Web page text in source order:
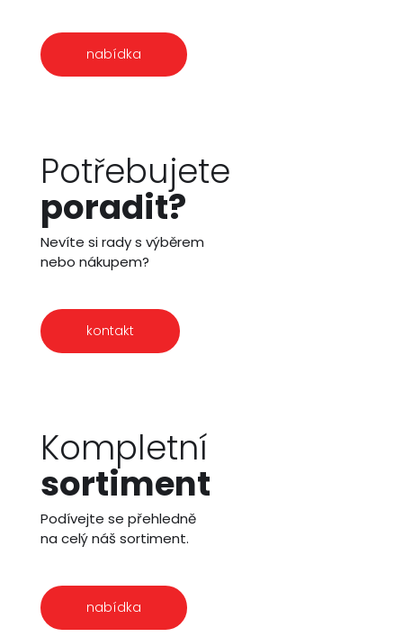
nabídka
Potřebujete
poradit?
Nevíte si rady s výběrem
nebo nákupem?
kontakt
Kompletní
sortiment
Podívejte se přehledně
na celý náš sortiment.
nabídka